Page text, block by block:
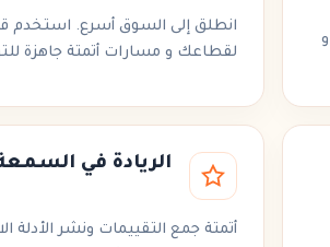
و
انطلق إلى السوق أسرع.
لقطاعك و مسارات أتمتة جاهزة
الريادة في
أتمتةجمع التقييمات ونشر الأدلة